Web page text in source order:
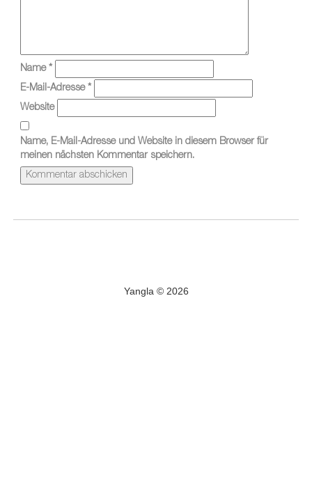
Name *
E-Mail-Adresse *
Website
Name, E-Mail-Adresse und Website in diesem Browser für
meinen nächsten Kommentar speichern.
Yangla © 2026